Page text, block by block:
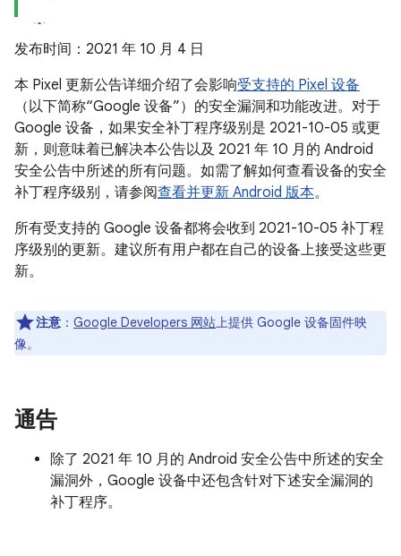
发布时间：2021 年 10 月 4 日
本 Pixel 更新公告详细介绍了会影响受支持的 Pixel 设备
（以下简称“Google 设备”）的安全漏洞和功能改进。对于
Google 设备，如果安全补丁程序级别是 2021-10-05 或更
新，则意味着已解决本公告以及 2021 年 10 月的 Android
安全公告中所述的所有问题。如需了解如何查看设备的安全
补丁程序级别，请参阅查看并更新 Android 版本。
所有受支持的 Google 设备都将会收到 2021-10-05 补丁程
序级别的更新。建议所有用户都在自己的设备上接受这些更
新。
注意 ： Google Developers 网站上提供 Google 设备固件映
像。
通告
除了 2021 年 10 月的 Android 安全公告中所述的安全
漏洞外，Google 设备中还包含针对下述安全漏洞的
补丁程序。